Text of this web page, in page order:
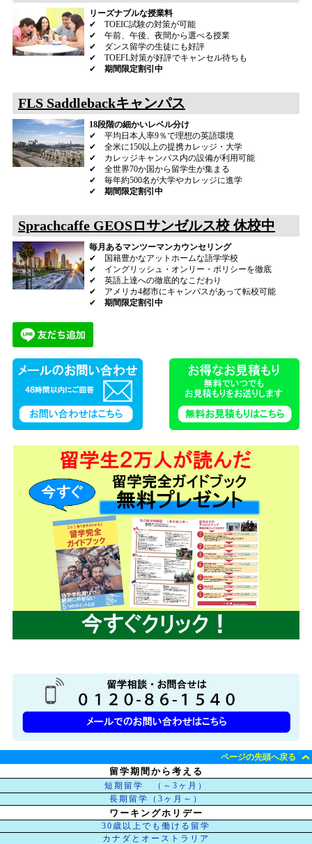
リーズナブルな授業料
✔ TOEIC試験の対策が可能
✔ 午前、午後、夜間から選べる授業
✔ ダンス留学の生徒にも好評
✔ TOEFL対策が好評でキャンセル待ちも
✔期間限定割引中
FLS Saddlebackキャンパス
18段階の細かいレベル分け
✔ 平均日本人率9％で理想の英語環境
✔ 全米に150以上の提携カレッジ・大学
✔ カレッジキャンパス内の設備が利用可能
✔ 全世界70か国から留学生が集まる
✔ 毎年約500名が大学やカレッジに進学
✔期間限定割引中
Sprachcaffe GEOSロサンゼルス校 休校中
毎月あるマンツーマンカウンセリング
✔ 国籍豊かなアットホームな語学学校
✔ イングリッシュ・オンリー・ポリシーを徹底
✔ 英語上達への徹底的なこだわり
✔ アメリカ4都市にキャンパスがあって転校可能
✔期間限定割引中
ページの先頭へ戻る
留学期間から考える
短期留学 （～3ヶ月）
長期留学（3ヶ月～）
ワーキングホリデー
30歳以上でも働ける留学
カナダとオーストラリア